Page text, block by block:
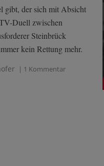
gibt, der sich mit Absicht
Duell zwischen
Steinbrück
kein Rettung mehr.
| 1 Kommentar